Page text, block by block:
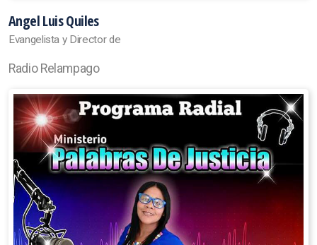
Angel Luis Quiles
Evangelista y Director de
Radio Relampago